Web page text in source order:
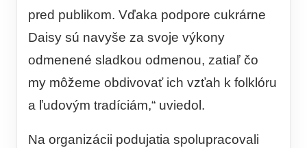
pred publikom. Vďaka podpore cukrárne
Daisy sú navyše za svoje výkony
odmenené sladkou odmenou, zatiaľ čo
my môžeme obdivovať ich vzťah k folklóru
a ľudovým tradíciám,“ uviedol.
Na organizácii podujatia spolupracovali